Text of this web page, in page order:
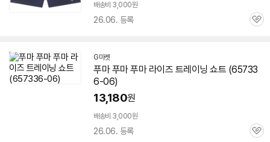
배송비 3,000원
26.06. 등록
관
G마켓
푸마 푸마 푸마 라이즈 트레이닝 쇼트 (65733
6-06)
13,180원
배송비 3,000원
26.06. 등록
관